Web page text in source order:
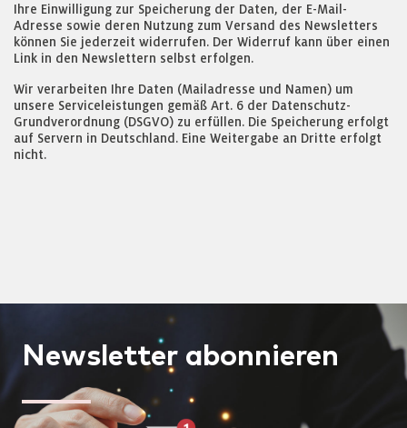
Ihre Einwilligung zur Speicherung der Daten, der E-Mail-
Adresse sowie deren Nutzung zum Versand des Newsletters
können Sie jederzeit widerrufen. Der Widerruf kann über einen
Link in den Newslettern selbst erfolgen.
Wir verarbeiten Ihre Daten (Mailadresse und Namen) um
unsere Serviceleistungen gemäß Art. 6 der Datenschutz-
Grundverordnung (DSGVO) zu erfüllen. Die Speicherung erfolgt
auf Servern in Deutschland. Eine Weitergabe an Dritte erfolgt
nicht.
Newsletter abonnieren